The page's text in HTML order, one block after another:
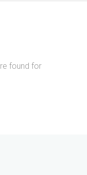
found for